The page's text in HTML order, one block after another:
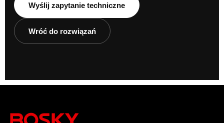
Wyślij zapytanie techniczne
Wróć do rozwiązań